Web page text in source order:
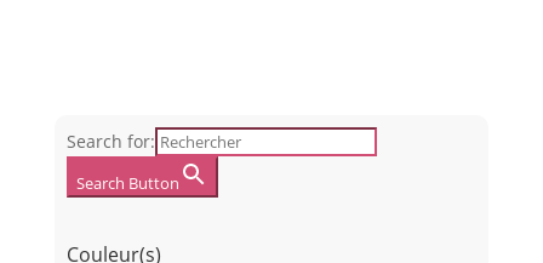
Search for:
Search Button
Couleur(s)